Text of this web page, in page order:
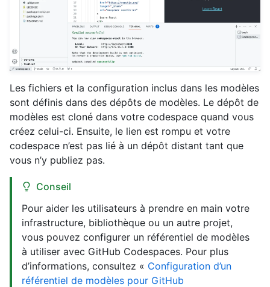
Les fichiers et la configuration inclus dans les modèles
sont définis dans des dépôts de modèles. Le dépôt de
modèles est cloné dans votre codespace quand vous
créez celui-ci. Ensuite, le lien est rompu et votre
codespace n’est pas lié à un dépôt distant tant que
vous n’y publiez pas.
Conseil
Pour aider les utilisateurs à prendre en main votre
infrastructure, bibliothèque ou un autre projet,
vous pouvez configurer un référentiel de modèles
à utiliser avec GitHub Codespaces. Pour plus
d’informations, consultez « Configuration d’un
référentiel de modèles pour GitHub